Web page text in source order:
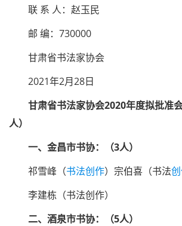
联 系 人：赵玉民
邮 编：730000
甘肃省书法家协会
2021年2月28日
甘肃省书法家协会2020年度拟批准
人）
一、金昌市书协：（3人）
祁雪峰（书法创作）宗伯喜（书法
李建栋（书法创作）
二、酒泉市书协：（5人）